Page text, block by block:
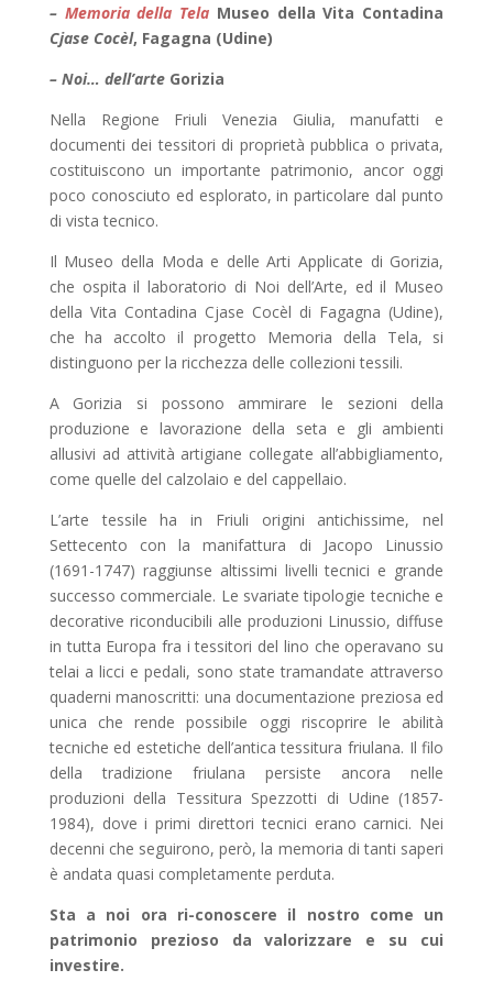
–Memoria della Tela Museo della Vita Contadina
Cjase Cocèl, Fagagna (Udine)
– Noi… dell’arte Gorizia
Nella Regione Friuli Venezia Giulia, manufatti e
documenti dei tessitori di proprietà pubblica o privata,
costituiscono un importante patrimonio, ancor oggi
poco conosciuto ed esplorato, in particolare dal punto
di vista tecnico.
Il Museo della Moda e delle Arti Applicate di Gorizia,
che ospita il laboratorio di Noi dell’Arte, ed il Museo
della Vita Contadina Cjase Cocèl di Fagagna (Udine),
che ha accolto il progetto Memoria della Tela, si
distinguono per la ricchezza delle collezioni tessili.
A Gorizia si possono ammirare le sezioni della
produzione e lavorazione della seta e gli ambienti
allusivi ad attività artigiane collegate all’abbigliamento,
come quelle del calzolaio e del cappellaio.
L’arte tessile ha in Friuli origini antichissime, nel
Settecento con la manifattura di Jacopo Linussio
(1691-1747) raggiunse altissimi livelli tecnici e grande
successo commerciale. Le svariate tipologie tecniche e
decorative riconducibili alle produzioni Linussio, diffuse
in tutta Europa fra i tessitori del lino che operavano su
telai a licci e pedali, sono state tramandate attraverso
quaderni manoscritti: una documentazione preziosa ed
unica che rende possibile oggi riscoprire le abilità
tecniche ed estetiche dell’antica tessitura friulana. Il filo
della tradizione friulana persiste ancora nelle
produzioni della Tessitura Spezzotti di Udine (1857-
1984), dove i primi direttori tecnici erano carnici. Nei
decenni che seguirono, però, la memoria di tanti saperi
è andata quasi completamente perduta.
Sta a noi ora ri-conoscere il nostro come un
patrimonio prezioso da valorizzare e su cui
investire.